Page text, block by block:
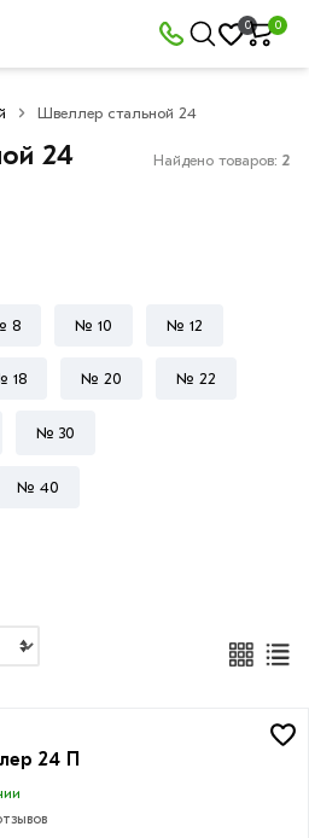
0 0
Швеллер стальной 24
24 Найдено товаров: 2
8 № 10 № 12
18 № 20 № 22
№ 30
№ 40
24 П